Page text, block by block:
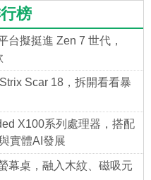
榜
台擬挺進 Zen 7 世代，
Scar 18，拆開看看暴
X100系列處理器，搭配
實體AI發展
幕桌，融入木紋、磁吸元